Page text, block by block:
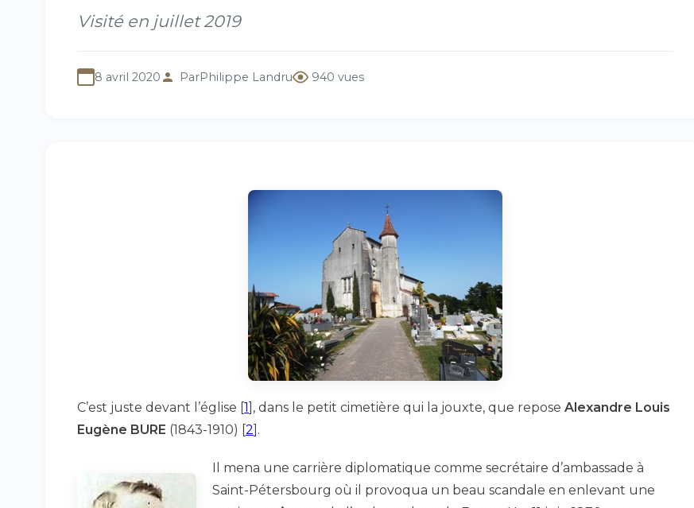
Visité en juillet 2019
8 avril 2020 ParPhilippe Landru 940 vues
C’est juste devant l’église [1] , dans le petit cimetière qui la jouxte, que repose Alexandre Louis
Eugène BURE (1843-1910) [2] .
Il mena une carrière diplomatique comme secrétaire d’ambassade à
Saint-Pétersbourg où il provoqua un beau scandale en enlevant une